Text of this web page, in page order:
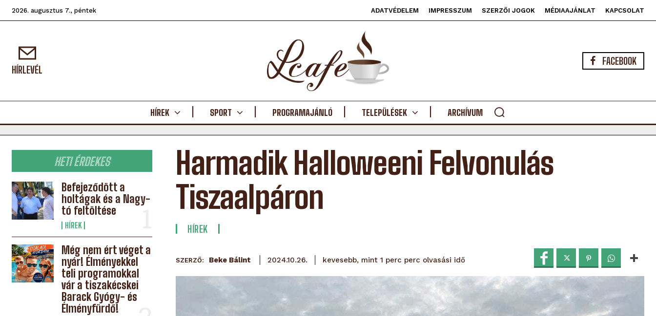
2026. augusztus 7., péntek ADATVÉDELEM IMPRESSZUM SZERZŐI JOGOK MÉDIAAJÁNLAT KAPCSOLAT
HÍRLEVÉL
FACEBOOK
HÍREK SPORT PROGRAMAJÁNLÓ TELEPÜLÉSEK ARCHÍVUM
HETI ÉRDEKES
Befejeződött a
holtágak és a Nagy-
tó feltöltése
HÍREK
Még nem ért véget a
nyár! Élményekkel
teli programokkal
vár a tiszakécskei
Barack Gyógy- és
Élményfürdő!
Harmadik Halloweeni Felvonulás
Tiszaalpáron
HÍREK
SZERZŐ: Beke Bálint 2024.10.26. kevesebb, mint 1 perc perc olvasási idő